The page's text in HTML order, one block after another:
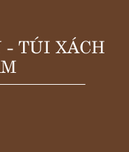
- TÚI XÁCH